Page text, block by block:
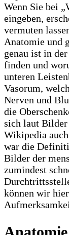
Wenn Sie bei
eingeben,
vermuten
Anatomie und
genau ist in
finden und
unteren
Vasorum,
Nerven und
die
sich laut Bilder
Wikipedia
war die
Bilder der
zumindest
können wir